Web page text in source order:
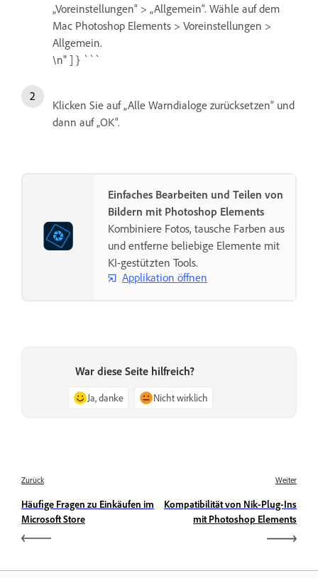
„Voreinstellungen“ > „Allgemein“. Wähle auf dem
Mac Photoshop Elements > Voreinstellungen >
Allgemein.
\n" ] } ```
Klicken Sie auf „Alle Warndialoge zurücksetzen“ und
dann auf „OK“.
Einfaches Bearbeiten und Teilen von
Bildern mit Photoshop Elements
Kombiniere Fotos, tausche Farben aus
und entferne beliebige Elemente mit
KI-gestützten Tools.
Applikation öffnen
War diese Seite hilfreich?
Ja, danke Nicht wirklich
Zurück
Häufige Fragen zu Einkäufen im
Microsoft Store
Weiter
Kompatibilität von Nik-Plug-Ins
mit Photoshop Elements